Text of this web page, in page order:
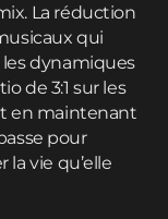
La réduction
qui
dynamiques
de 3:1 sur les
en maintenant
pour
la vie qu’elle